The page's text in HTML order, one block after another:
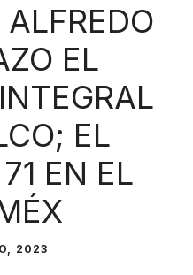
EL
EL
EN EL
2023